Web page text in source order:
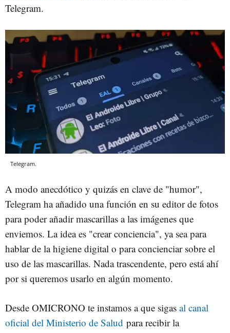
Telegram.
Telegram.
A modo anecdótico y quizás en clave de "humor",
Telegram ha añadido una función en su editor de fotos
para poder añadir mascarillas a las imágenes que
enviemos. La idea es "crear conciencia", ya sea para
hablar de la higiene digital o para concienciar sobre el
uso de las mascarillas. Nada trascendente, pero está ahí
por si queremos usarlo en algún momento.
Desde OMICRONO te instamos a que sigas al canal
oficial del Ministerio de Salud para recibir la